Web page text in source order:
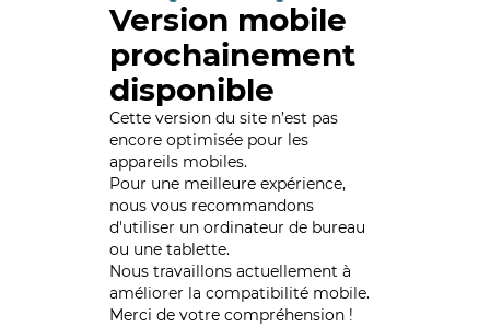
Version mobile
prochainement
disponible
Cette version du site n’est pas
encore optimisée pour les
appareils mobiles.
Pour une meilleure expérience,
nous vous recommandons
d'utiliser un ordinateur de bureau
ou une tablette.
Nous travaillons actuellement à
améliorer la compatibilité mobile.
Merci de votre compréhension !